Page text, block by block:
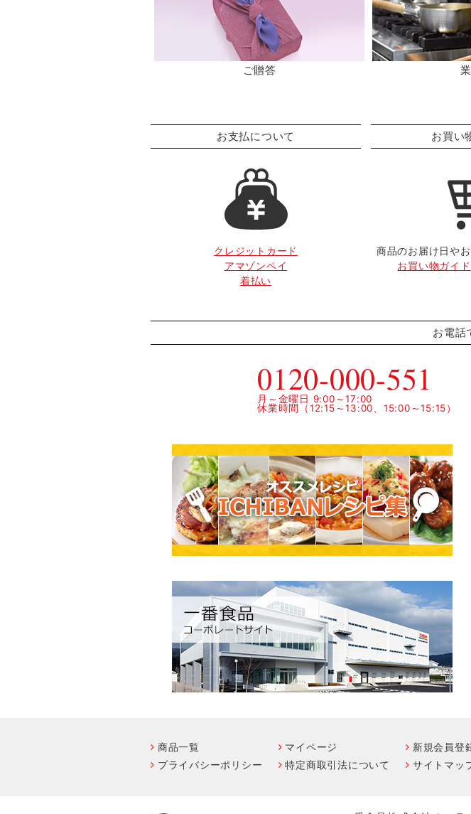
ご贈答
お支払について
クレジットカード
アマゾンペイ
着払い
お買い
商品のお届け日や
お買い物ガイド
お電話
0120-000-551
月～金曜日 9:00～17:00
休業時間（12:15～13:00、15:00～15:15）
商品一覧 マイページ 新規会員登
プライバシーポリシー
特定商取引法について サイトマッ